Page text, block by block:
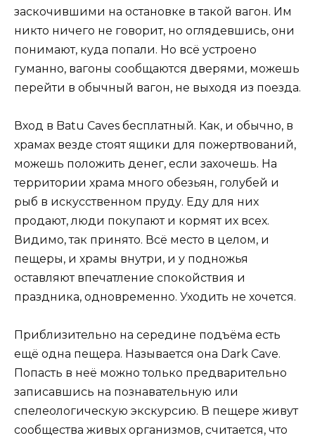
заскочившими на остановке в такой вагон. Им
никто ничего не говорит, но оглядевшись, они
понимают, куда попали. Но всё устроено
гуманно, вагоны сообщаются дверями, можешь
перейти в обычный вагон, не выходя из поезда.
Вход в Batu Caves бесплатный. Как, и обычно, в
храмах везде стоят ящики для пожертвований,
можешь положить денег, если захочешь. На
территории храма много обезьян, голубей и
рыб в искусственном пруду. Еду для них
продают, люди покупают и кормят их всех.
Видимо, так принято. Всё место в целом, и
пещеры, и храмы внутри, и у подножья
оставляют впечатление спокойствия и
праздника, одновременно. Уходить не хочется.
Приблизительно на середине подъёма есть
ещё одна пещера. Называется она Dark Cave.
Попасть в неё можно только предварительно
записавшись на познавательную или
спелеологическую экскурсию. В пещере живут
сообщества живых организмов, считается, что